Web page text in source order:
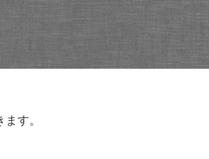
す。